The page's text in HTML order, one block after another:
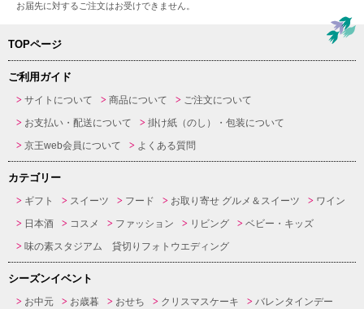
お届先に対するご注文はお受けできません。
TOPページ
ご利用ガイド
サイトについて 商品について
ご注文について
お支払い・配送について
掛け紙（のし）・包装について
京王web会員について
よくある質問
カテゴリー
ギフト スイーツ フード お取り寄せ グルメ＆スイーツ
ワイン
日本酒
コスメ ファッション リビング
ベビー・キッズ
味の素スタジアム 貸切りフォトウエディング
シーズンイベント
お中元 お歳暮 おせち クリスマスケーキ
バレンタインデー